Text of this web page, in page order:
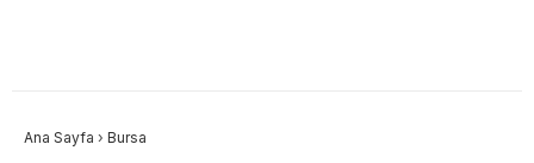
Ana Sayfa › Bursa